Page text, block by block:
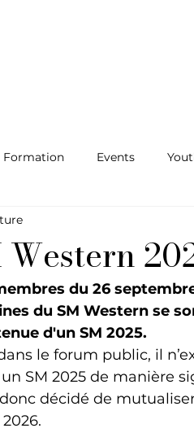
Formation Events
du 26
du SM Western se
d'un SM 2025.
le forum public, il
SM 2025 de manière
décidé de